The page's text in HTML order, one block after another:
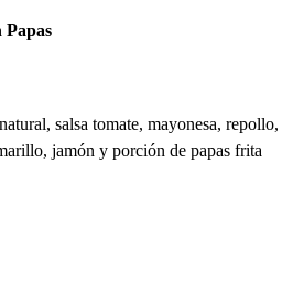
Papas
salsa tomate, mayonesa, repollo,
jamón y porción de papas frita